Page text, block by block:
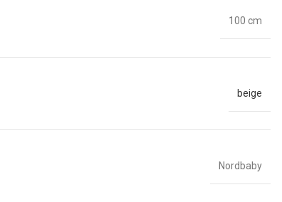
100 cm
beige
Nordbaby